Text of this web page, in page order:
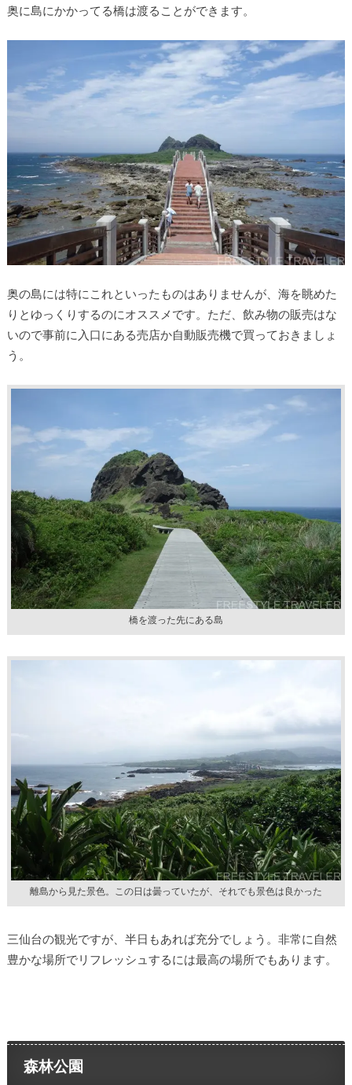
奥に島にかかってる橋は渡ることができます。
奥の島には特にこれといったものはありませんが、海を眺めた
りとゆっくりするのにオススメです。ただ、飲み物の販売はな
いので事前に入口にある売店か自動販売機で買っておきましょ
う。
橋を渡った先にある島
離島から見た景色。この日は曇っていたが、それでも景色は良かった
三仙台の観光ですが、半日もあれば充分でしょう。非常に自然
豊かな場所でリフレッシュするには最高の場所でもあります。
森林公園